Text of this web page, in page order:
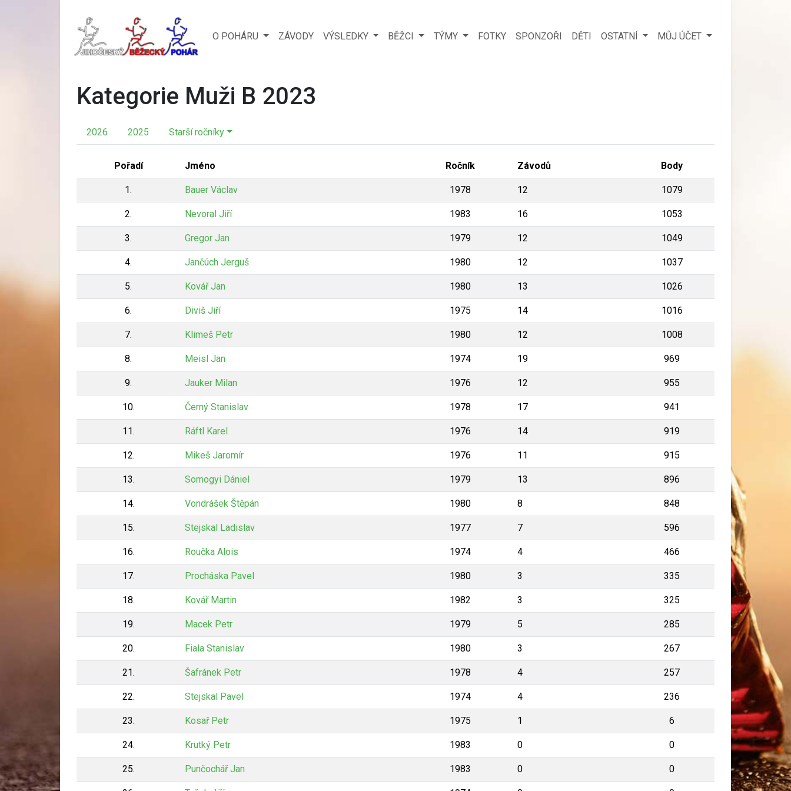
O POHÁRU ZÁVODY VÝSLEDKY BĚŽCI TÝMY FOTKY SPONZOŘI DĚTI OSTATNÍ MŮJ ÚČET
Kategorie Muži B 2023
2026 2025 Starší ročníky
Pořadí Jméno Ročník Závodů Body
1. Bauer Václav 1978 12 1079
2. Nevoral Jiří 1983 16 1053
3. Gregor Jan 1979 12 1049
4. Jančúch Jerguš 1980 12 1037
5. Kovář Jan 1980 13 1026
6. Diviš Jiří 1975 14 1016
7. Klimeš Petr 1980 12 1008
8. Meisl Jan 1974 19 969
9. Jauker Milan 1976 12 955
10. Černý Stanislav 1978 17 941
11. Ráftl Karel 1976 14 919
12. Mikeš Jaromír 1976 11 915
13. Somogyi Dániel 1979 13 896
14. Vondrášek Štěpán 1980 8 848
15. Stejskal Ladislav 1977 7 596
16. Roučka Alois 1974 4 466
17. Procháska Pavel 1980 3 335
18. Kovář Martin 1982 3 325
19. Macek Petr 1979 5 285
20. Fiala Stanislav 1980 3 267
21. Šafránek Petr 1978 4 257
22. Stejskal Pavel 1974 4 236
23. Kosař Petr 1975 1 6
24. Krutký Petr 1983 0 0
25. Punčochář Jan 1983 0 0